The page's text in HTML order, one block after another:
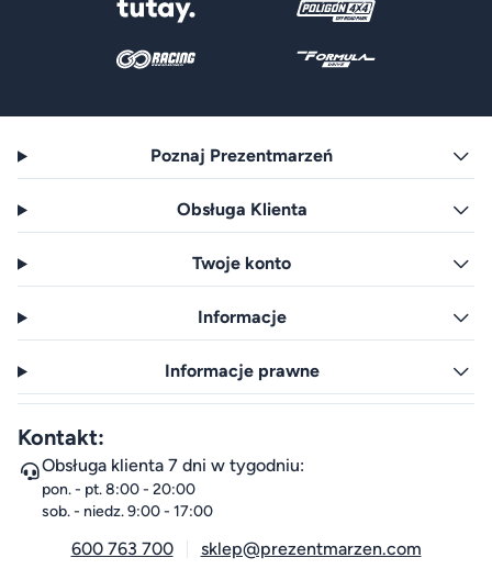
Poznaj Prezentmarzeń
Obsługa Klienta
Twoje konto
Informacje
Informacje prawne
Kontakt:
Obsługa klienta 7 dni w tygodniu:
pon. - pt. 8:00 - 20:00
sob. - niedz. 9:00 - 17:00
600 763 700 sklep@prezentmarzen.com